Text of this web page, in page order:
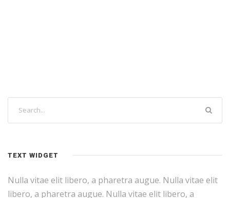
TEXT WIDGET
Nulla vitae elit libero, a pharetra augue. Nulla vitae elit
libero, a pharetra augue. Nulla vitae elit libero, a